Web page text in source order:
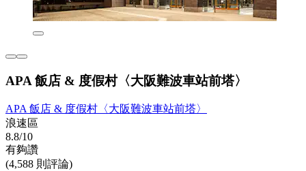
APA 飯店 & 度假村〈大阪難波車站前塔〉
APA 飯店 & 度假村〈大阪難波車站前塔〉
浪速區
8.8/10
有夠讚
(4,588 則評論)